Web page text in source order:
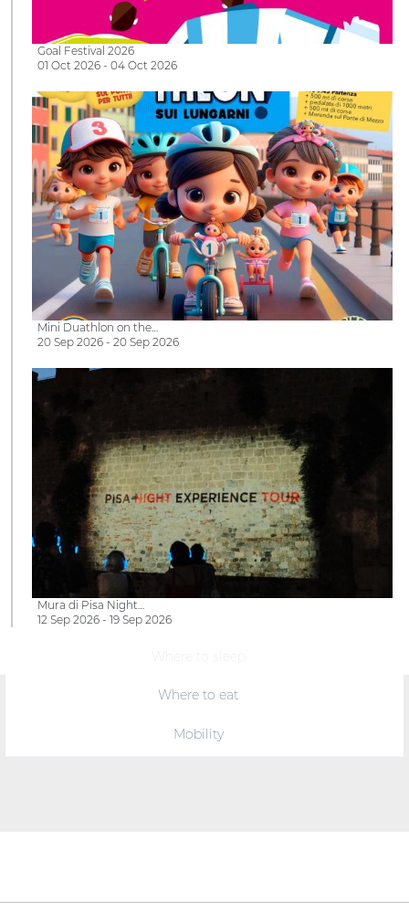
Goal Festival 2026
01 Oct 2026 - 04 Oct 2026
Mini Duathlon on the…
20 Sep 2026 - 20 Sep 2026
Mura di Pisa Night…
12 Sep 2026 - 19 Sep 2026
Where to eat
Mobility